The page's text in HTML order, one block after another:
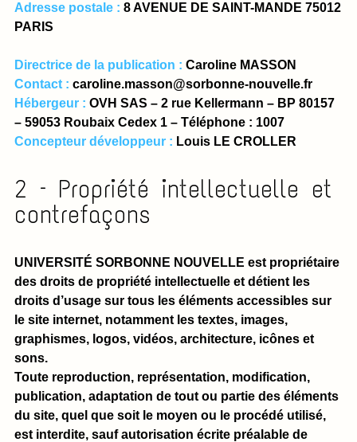
Adresse postale : 8 AVENUE DE SAINT-MANDE 75012
PARIS
Directrice de la publication : Caroline MASSON
Contact : caroline.masson@sorbonne-nouvelle.fr
Hébergeur : OVH SAS – 2 rue Kellermann – BP 80157
– 59053 Roubaix Cedex 1 – Téléphone : 1007
Concepteur développeur : Louis LE CROLLER
2 – Propriété intellectuelle et
contrefaçons
UNIVERSITÉ SORBONNE NOUVELLE est propriétaire
des droits de propriété intellectuelle et détient les
droits d’usage sur tous les éléments accessibles sur
le site internet, notamment les textes, images,
graphismes, logos, vidéos, architecture, icônes et
sons.
Toute reproduction, représentation, modification,
publication, adaptation de tout ou partie des éléments
du site, quel que soit le moyen ou le procédé utilisé,
est interdite, sauf autorisation écrite préalable de